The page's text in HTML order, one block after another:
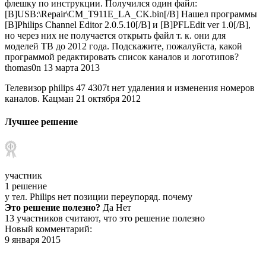
флешку по инструкции. Получился один файл:
[B]USB:\Repair\CM_T911E_LA_CK.bin[/B] Нашел программы
[B]Philips Channel Editor 2.0.5.10[/B] и [B]PFLEdit ver 1.0[/B],
но через них не получается открыть файл т. к. они для
моделей ТВ до 2012 года. Подскажите, пожалуйста, какой
программой редактировать список каналов и логотипов?
thomas0n 13 марта 2013
Телевизор philips 47 4307t нет удаления и изменения номеров
каналов. Кацман 21 октября 2012
Лучшее решение
участник
1 решение
у тел. Philips нет позиции переупоряд. почему
Это решение полезно? Да Нет
13 участников считают, что это решение полезно
Новый комментарий:
9 января 2015